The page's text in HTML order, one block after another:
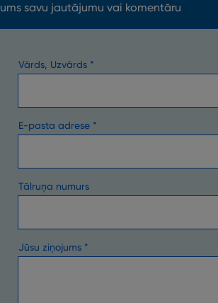
savu jautājumu vai komentāru
Vārds, Uzvārds
E-pasta adrese
Tālruņa numurs
Jūsu ziņojums